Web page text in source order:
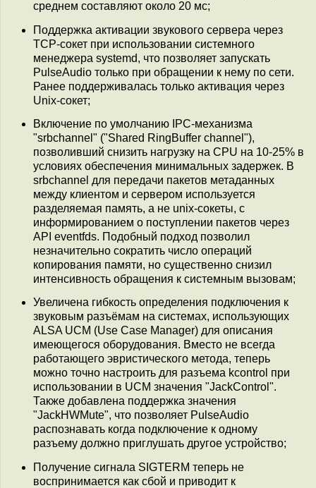
среднем составляют около 20 мс;
Поддержка активации звукового сервера через
TCP-сокет при использовании системного
менеджера systemd, что позволяет запускать
PulseAudio только при обращении к нему по сети.
Ранее поддерживалась только активация через
Unix-сокет;
Включение по умолчанию IPC-механизма
"srbchannel" ("Shared RingBuffer channel"),
позволивший снизить нагрузку на CPU на 10-25% в
условиях обеспечения минимальных задержек. В
srbchannel для передачи пакетов метаданных
между клиентом и сервером используется
разделяемая память, а не unix-сокеты, с
информированием о поступлении пакетов через
API eventfds. Подобный подход позволил
незначительно сократить число операций
копирования памяти, но существенно снизил
интенсивность обращения к системным вызовам;
Увеличена гибкость определения подключения к
звуковым разъёмам на системах, использующих
ALSA UCM (Use Сase Manager) для описания
имеющегося оборудования. Вместо не всегда
работающего эвристического метода, теперь
можно точно настроить для разъема kcontrol при
использовании в UCM значения "JackControl".
Также добавлена поддержка значения
"JackHWMute", что позволяет PulseAudio
распознавать когда подключение к одному
разъему должно приглушать другое устройство;
Получение сигнала SIGTERM теперь не
воспринимается как сбой и приводит к